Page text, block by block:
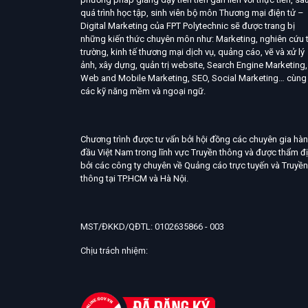
quá trình học tập, sinh viên bộ môn Thương mại điện tử –
Digital Marketing của FPT Polytechnic sẽ được trang bị
những kiến thức chuyên môn như: Marketing, nghiên cứu
trường, kinh tế thương mại dịch vụ, quảng cáo, vẽ và xử lý
ảnh, xây dựng, quản trị website, Search Engine Marketing,
Web and Mobile Marketing, SEO, Social Marketing… cùng
các kỹ năng mềm và ngoại ngữ.
Chương trình được tư vấn bởi hội đồng các chuyên gia
đầu Việt Nam trong lĩnh vực Truyền thông và được thẩm
bởi các công ty chuyên về Quảng cáo trực tuyến và Truyền
thông tại TP.HCM và Hà Nội.
MST/ĐKKD/QĐTL: 0102635866 - 003
Chịu trách nhiệm: